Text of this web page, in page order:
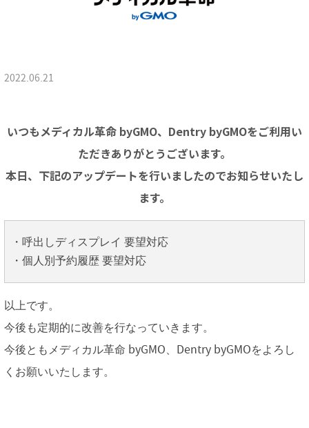
2022.06.21
いつもメディカル革命 byGMO、Dentry byGMOをご利用い
ただきありがとうございます。
本日、下記のアップデートを行いましたのでお知らせいたし
ます。
・呼出しディスプレイ 要望対応
・個人別予約履歴 要望対応
以上です。
今後も定期的に改善を行なっていきます。
今後ともメディカル革命 byGMO、Dentry byGMOをよろし
くお願いいたします。